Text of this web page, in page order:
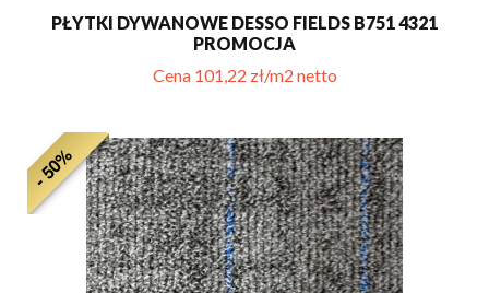
PŁYTKI DYWANOWE DESSO FIELDS B751 4321
PROMOCJA
Cena 101,22 zł/m2 netto
- 50%